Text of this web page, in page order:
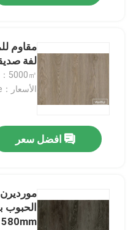
لفة
5000㎡
الأسعار：negotiable
افضل سعر
الحبوب